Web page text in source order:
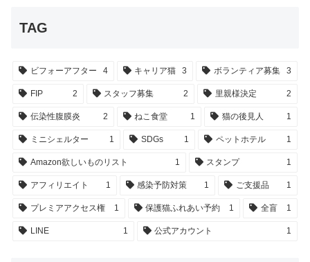
TAG
ビフォーアフター 4 キャリア猫 3 ボランティア募集 3
FIP 2 スタッフ募集 2 里親様決定 2
伝染性腹膜炎 2 ねこ食堂 1 猫の後見人 1
ミニシェルター 1 SDGs 1 ペットホテル 1
Amazon欲しいものリスト 1 スタンプ 1
アフィリエイト 1 感染予防対策 1 ご支援品 1
プレミアアクセス権 1 保護猫ふれあい予約 1 全盲 1
LINE 1 公式アカウント 1